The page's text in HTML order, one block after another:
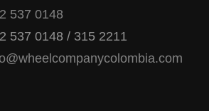
537 0148
537 0148 / 315 2211